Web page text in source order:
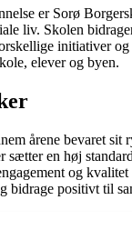
er Sorø
liv. Skolen
initiativer og
elever og byen.
årene bevaret sit
sætter en høj
og
bidrage positivt til